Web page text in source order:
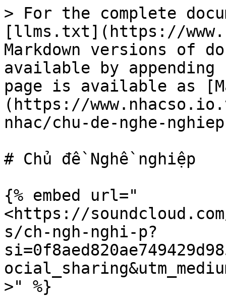
> For the complete
[llms.txt](https://
Markdown versions of
available by
page is available as
(https://
nhac/chu-de-nghe-
# Chủ đề Nghề nghiệp
{% embed url="
<https://
s/ch-ngh-nghi-p?
>" %}